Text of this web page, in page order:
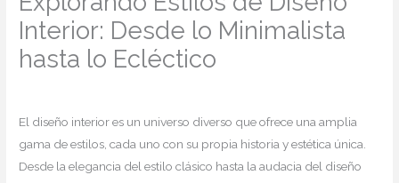
Interior: Desde lo Minimalista
hasta lo Ecléctico
El diseño interior es un universo diverso que ofrece una amplia
gama de estilos, cada uno con su propia historia y estética única.
Desde la elegancia del estilo clásico hasta la audacia del diseño